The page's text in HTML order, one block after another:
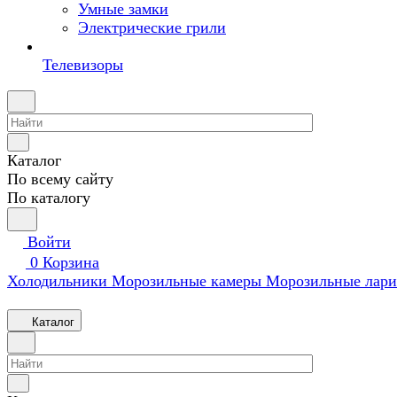
Умные замки
Электрические грили
Телевизоры
Каталог
По всему сайту
По каталогу
Войти
0 Корзина
Холодильники Морозильные камеры Морозильные лари
Каталог